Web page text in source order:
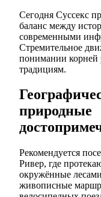
Сегодня Суссекс
баланс между
современными
Стремительное
понимании корней
традициям.
природные
Рекомендуется
Ривер, где
окружённые
живописные